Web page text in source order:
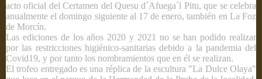
acto oficial del Certamen del Quesu d´Afuega´l Pitu, que se celebra
anualmente el domingo siguiente al 17 de enero, también en La Foz
de Morcín.
Las ediciones de los años 2020 y 2021 no se han podido realizar
por las restricciones higiénico-sanitarias debido a la pandemia del
Covid19, y por tanto los nombramientos que en él se realizan.
El trofeo entregado es una réplica de la escultura "La Dulce Olaya"